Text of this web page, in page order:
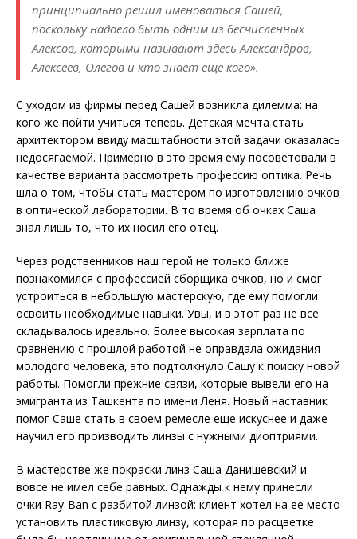
принципиально решил именоваться Сашей,
поскольку надоело быть одним из бесчисленных
Алексов, которыми называют здесь Александров,
Алексеев, Олегов и кто знает еще кого».
С уходом из фирмы перед Сашей возникла дилемма: на
кого же пойти учиться теперь. Детская мечта стать
архитектором ввиду масштабности этой задачи оказалась
недосягаемой. Примерно в это время ему посоветовали в
качестве варианта рассмотреть профессию оптика. Речь
шла о том, чтобы стать мастером по изготовлению очков
в оптической лаборатории. В то время об очках Саша
знал лишь то, что их носил его отец.
Через родственников наш герой не только ближе
познакомился с профессией сборщика очков, но и смог
устроиться в небольшую мастерскую, где ему помогли
освоить необходимые навыки. Увы, и в этот раз не все
складывалось идеально. Более высокая зарплата по
сравнению с прошлой работой не оправдала ожидания
молодого человека, это подтолкнуло Сашу к поиску новой
работы. Помогли прежние связи, которые вывели его на
эми­гранта из Ташкента по имени Леня. Новый наставник
помог Саше стать в своем ремесле еще искуснее и даже
научил его производить линзы с нужными диоптриями.
В мастерстве же покраски линз Саша Данишевский и
вовсе не имел себе равных. Однажды к нему принесли
очки Ray-Ban с разбитой линзой: клиент хотел на ее место
установить пластиковую линзу, которая по расцветке